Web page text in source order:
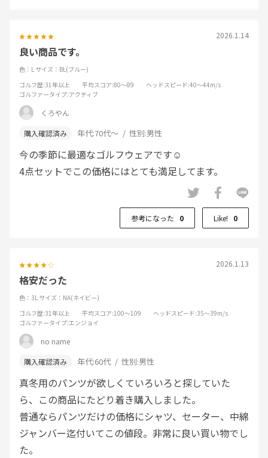
2026.1.14
良い商品です。
色：L サイズ：BL(ブルー)
ゴルフ歴:31年以上 平均スコア:80～89 ヘッドスピード:40～44m/s
ゴルファータイプ:アクティブ
くろやん
年代:70代～ 性別:男性
今の季節に最適なゴルフウェアです☺
4点セットでこの価格にはとても満足してます。
参考になった 0 Like! 0
2026.1.13
格安だった
色：3L サイズ：NA(ネイビー)
ゴルフ歴:31年以上 平均スコア:100～109 ヘッドスピード:35～39m/s
ゴルファータイプ:エンジョイ
no name
年代:60代 性別:男性
真冬用のパンツが欲しくていろいろと探していた
ら、この商品にたどり着き購入しました。
普通ならパンツだけの価格にシャツ、セーター、中綿
ジャンバー迄付いてこの値段。非常に良い買い物でし
た。